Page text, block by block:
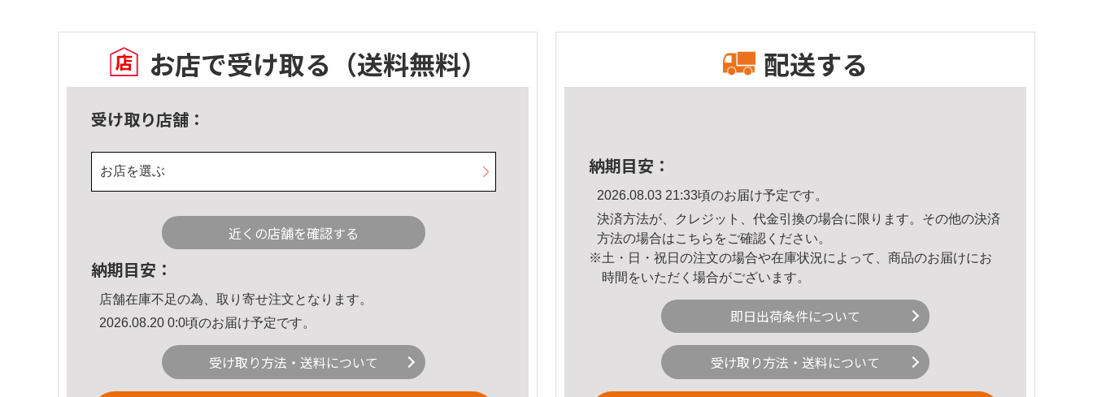
お店で受け取る （送料無料）
受け取り店舗：
お店を選ぶ
近くの店舗を確認する
納期目安：
店舗在庫不足の為、取り寄せ注文となります。
2026.08.20 0:0頃のお届け予定です。
受け取り方法・送料について
配送する
納期目安：
2026.08.03 21:33頃のお届け予定です。
決済方法が、クレジット、代金引換の場合に限ります。その他の決済
方法の場合はこちら をご確認ください。
※土・日・祝日の注文の場合や在庫状況によって、商品のお届けにお
時間をいただく場合がございます。
即日出荷条件について
受け取り方法・送料について